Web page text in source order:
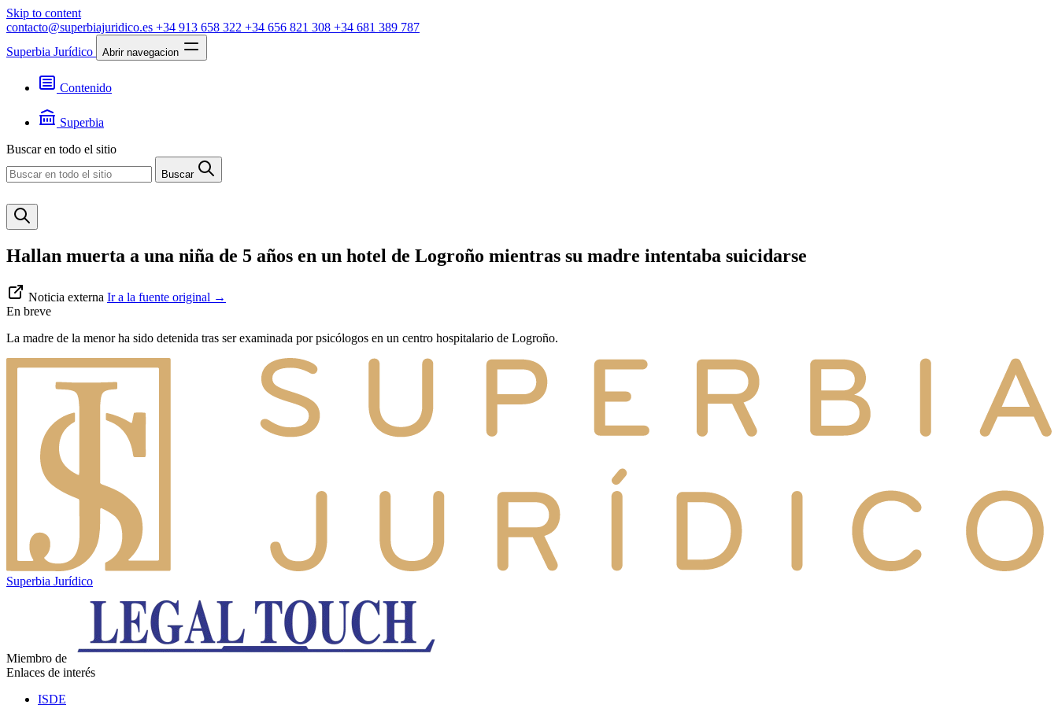
Skip to content
contacto@superbiajuridico.es +34 913 658 322 +34 656 821 308 +34 681 389 787
Superbia Jurídico
Abrir navegacion
Contenido
Jurisprudencia
Noticias
Superbia
Contacto
Buscar en todo el sitio
Buscar
Hallan muerta a una niña de 5 años en un hotel de Logroño mientras su madre intentaba suicidarse
Noticia externa Ir a la fuente original →
En breve
La madre de la menor ha sido detenida tras ser examinada por psicólogos en un centro hospitalario de Logroño.
Superbia Jurídico
Miembro de
Enlaces de interés
ISDE